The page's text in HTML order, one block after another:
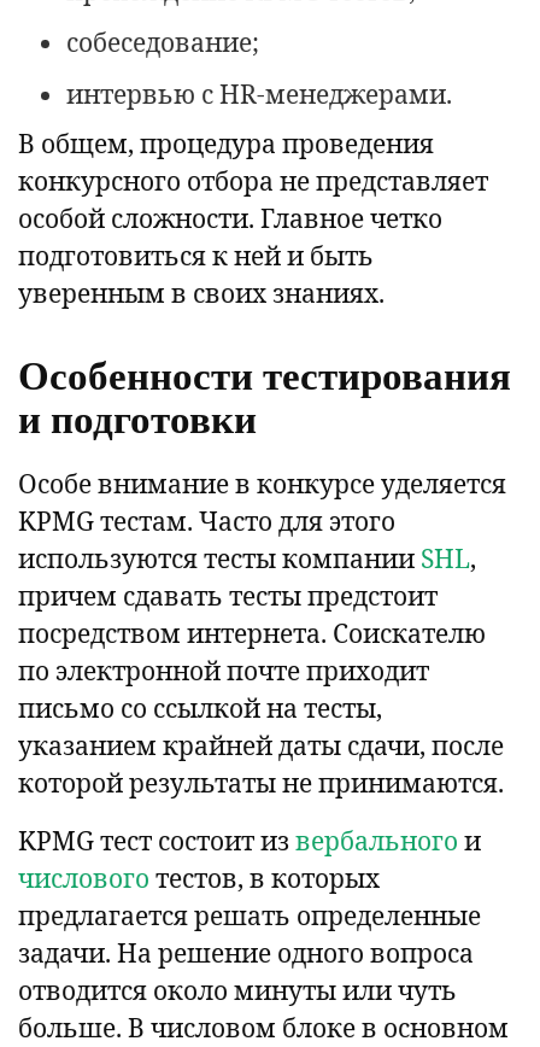
собеседование;
интервью с HR-менеджерами.
В общем, процедура проведения
конкурсного отбора не представляет
особой сложности. Главное четко
подготовиться к ней и быть
уверенным в своих знаниях.
Особенности тестирования
и подготовки
Особе внимание в конкурсе уделяется
KPMG тестам. Часто для этого
используются тесты компании SHL,
причем сдавать тесты предстоит
посредством интернета. Соискателю
по электронной почте приходит
письмо со ссылкой на тесты,
указанием крайней даты сдачи, после
которой результаты не принимаются.
KPMG тест состоит извербального и
числового тестов, в которых
предлагается решать определенные
задачи. На решение одного вопроса
отводится около минуты или чуть
больше. В числовом блоке в основном